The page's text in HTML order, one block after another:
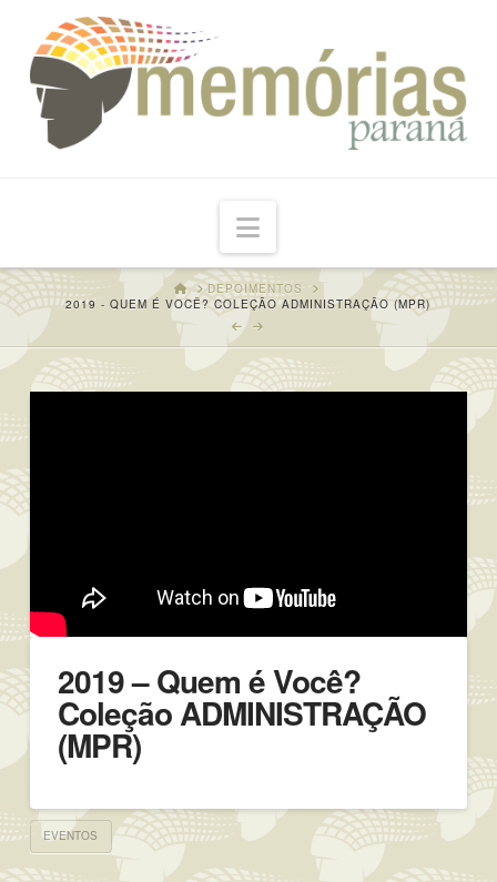
Navigation
HOMEDEPOIMENTOS
2019 - QUEM É VOCÊ? COLEÇÃO ADMINISTRAÇÃO (MPR)
2019 – Quem é Você?
Coleção ADMINISTRAÇÃO
(MPR)
EVENTOS